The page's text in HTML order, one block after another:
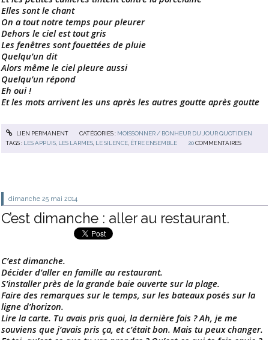
Elles sont le chant
On a tout notre temps pour pleurer
Dehors le ciel est tout gris
Les fenêtres sont fouettées de pluie
Quelqu’un dit
Alors même le ciel pleure aussi
Quelqu’un répond
Eh oui !
Et les mots arrivent les uns après les autres goutte après goutte
LIEN PERMANENT CATÉGORIES : MOISSONNER / BONHEUR DU JOUR QUOTIDIEN
TAGS : LES APPUIS LES LARMES LE SILENCE ÊTRE ENSEMBLE 20 COMMENTAIRES
dimanche 25 mai 2014
C’est dimanche : aller au restaurant.
C’est dimanche.
Décider d’aller en famille au restaurant.
S’installer près de la grande baie ouverte sur la plage.
Faire des remarques sur le temps, sur les bateaux posés sur la
ligne d’horizon.
Lire la carte. Tu avais pris quoi, la dernière fois ? Ah, je me
souviens que j’avais pris ça, et c’était bon. Mais tu peux changer.